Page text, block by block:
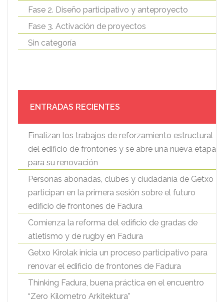
Fase 2. Diseño participativo y anteproyecto
Fase 3. Activación de proyectos
Sin categoría
ENTRADAS RECIENTES
Finalizan los trabajos de reforzamiento estructural
del edificio de frontones y se abre una nueva etapa
para su renovación
Personas abonadas, clubes y ciudadanía de Getxo
participan en la primera sesión sobre el futuro
edificio de frontones de Fadura
Comienza la reforma del edificio de gradas de
atletismo y de rugby en Fadura
Getxo Kirolak inicia un proceso participativo para
renovar el edificio de frontones de Fadura
Thinking Fadura, buena práctica en el encuentro
“Zero Kilometro Arkitektura”